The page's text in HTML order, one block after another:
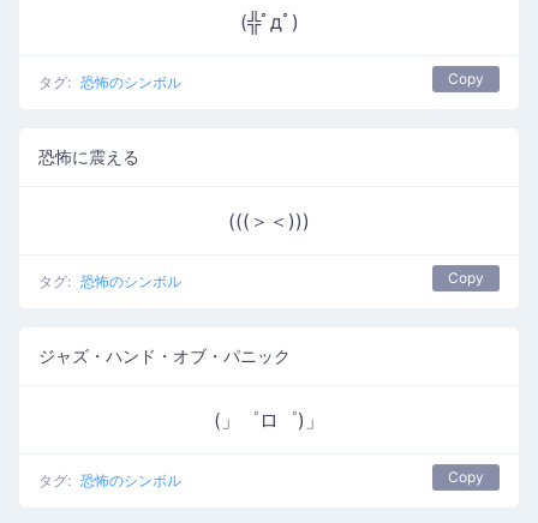
(╬ﾟдﾟ)
タグ: 恐怖のシンボル Copy
恐怖に震える
(((＞＜)))
タグ: 恐怖のシンボル Copy
ジャズ・ハンド・オブ・パニック
(」゜ロ゜)」
タグ: 恐怖のシンボル Copy